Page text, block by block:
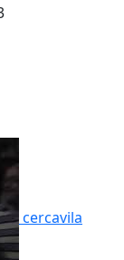
cercavila